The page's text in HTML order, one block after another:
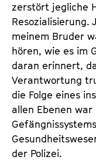
zerstört jegliche
Resozialisierung.
meinem Bruder
hören, wie es im
daran erinnert,
Verantwortung
die Folge eines
allen Ebenen
der Polizei.